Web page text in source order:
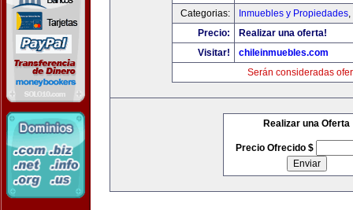
Categorias:
Inmuebles y Propiedades,
Precio:
Realizar una oferta!
Visitar!
chileinmuebles.com
Serán consideradas
Realizar una Oferta
Precio Ofrecido $